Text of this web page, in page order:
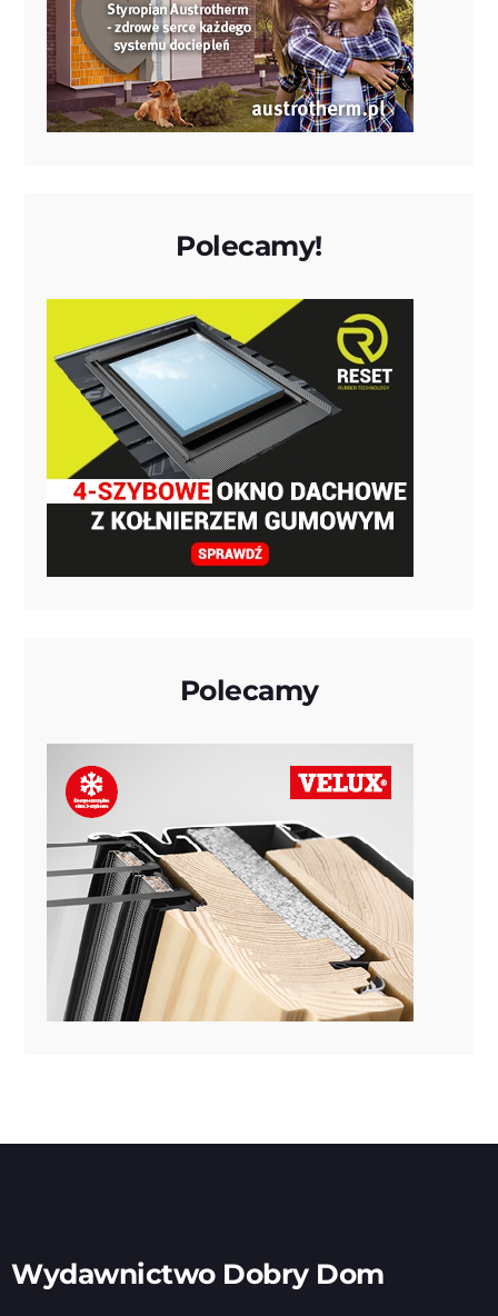
Polecamy!
Polecamy
Wydawnictwo Dobry Dom